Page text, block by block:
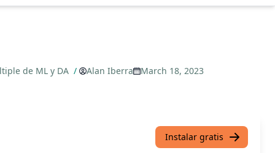
de ML y DA / Alan Iberra March 18, 2023
Instalar gratis